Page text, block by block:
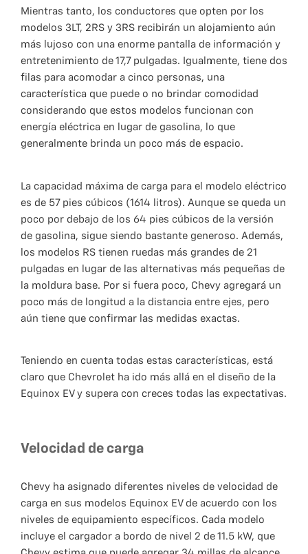
Mientras tanto, los conductores que opten por los
modelos 3LT, 2RS y 3RS recibirán un alojamiento aún
más lujoso con una enorme pantalla de información y
entretenimiento de 17,7 pulgadas. Igualmente, tiene dos
filas para acomodar a cinco personas, una
característica que puede o no brindar comodidad
considerando que estos modelos funcionan con
energía eléctrica en lugar de gasolina, lo que
generalmente brinda un poco más de espacio.
La capacidad máxima de carga para el modelo eléctrico
es de 57 pies cúbicos (1614 litros). Aunque se queda un
poco por debajo de los 64 pies cúbicos de la versión
de gasolina, sigue siendo bastante generoso. Además,
los modelos RS tienen ruedas más grandes de 21
pulgadas en lugar de las alternativas más pequeñas de
la moldura base. Por si fuera poco, Chevy agregará un
poco más de longitud a la distancia entre ejes, pero
aún tiene que confirmar las medidas exactas.
Teniendo en cuenta todas estas características, está
claro que Chevrolet ha ido más allá en el diseño de la
Equinox EV y supera con creces todas las expectativas.
Velocidad de carga
Chevy ha asignado diferentes niveles de velocidad de
carga en sus modelos Equinox EV de acuerdo con los
niveles de equipamiento específicos. Cada modelo
incluye el cargador a bordo de nivel 2 de 11.5 kW, que